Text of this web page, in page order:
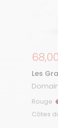
Prix
Les
Rouge